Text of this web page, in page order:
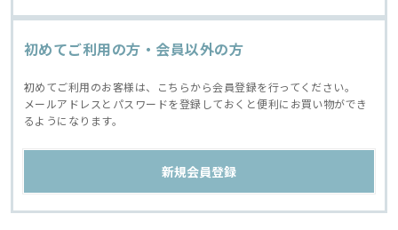
初めてご利用の方・会員以外の方
初めてご利用のお客様は、こちらから会員登録を行ってください。
メールアドレスとパスワードを登録しておくと便利にお買い物ができ
るようになります。